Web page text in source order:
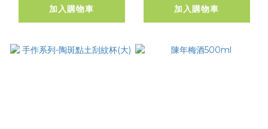
加入購物車 加入購物車